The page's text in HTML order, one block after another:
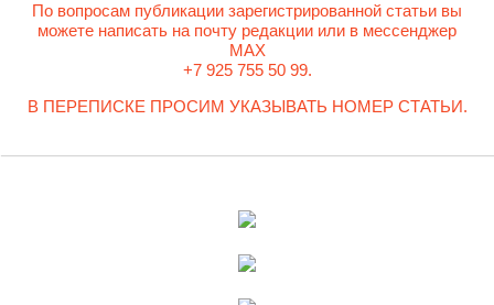
По вопросам публикации зарегистрированной статьи вы
можете написать на почту редакции или в мессенджер
MAX
+7 925 755 50 99.
В ПЕРЕПИСКЕ ПРОСИМ УКАЗЫВАТЬ НОМЕР СТАТЬИ.